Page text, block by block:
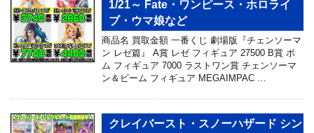
1/21～ Fate・ワンピース・ホロライ
ブ・ウマ娘など
商品名 買取金額 一番くじ 劇場版『チェンソーマ
ン レゼ篇』 A賞 レゼ フィギュア 27500 B賞 ボ
ム フィギュア 7000 ラストワン賞 チェンソーマ
ン＆ビーム フィギュア MEGAIMPAC …
クレイバースト・スノーハザード シン